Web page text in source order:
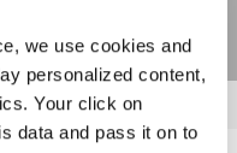
we use cookies and
personalized content,
Your click on
data and pass it on to